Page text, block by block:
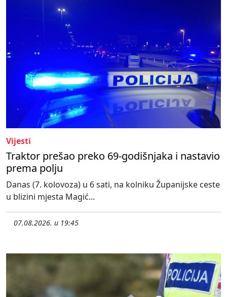
Vijesti
Traktor prešao preko 69-godišnjaka i nastavio
prema polju
Danas (7. kolovoza) u 6 sati, na kolniku Županijske ceste
u blizini mjesta Magić...
07.08.2026. u 19:45